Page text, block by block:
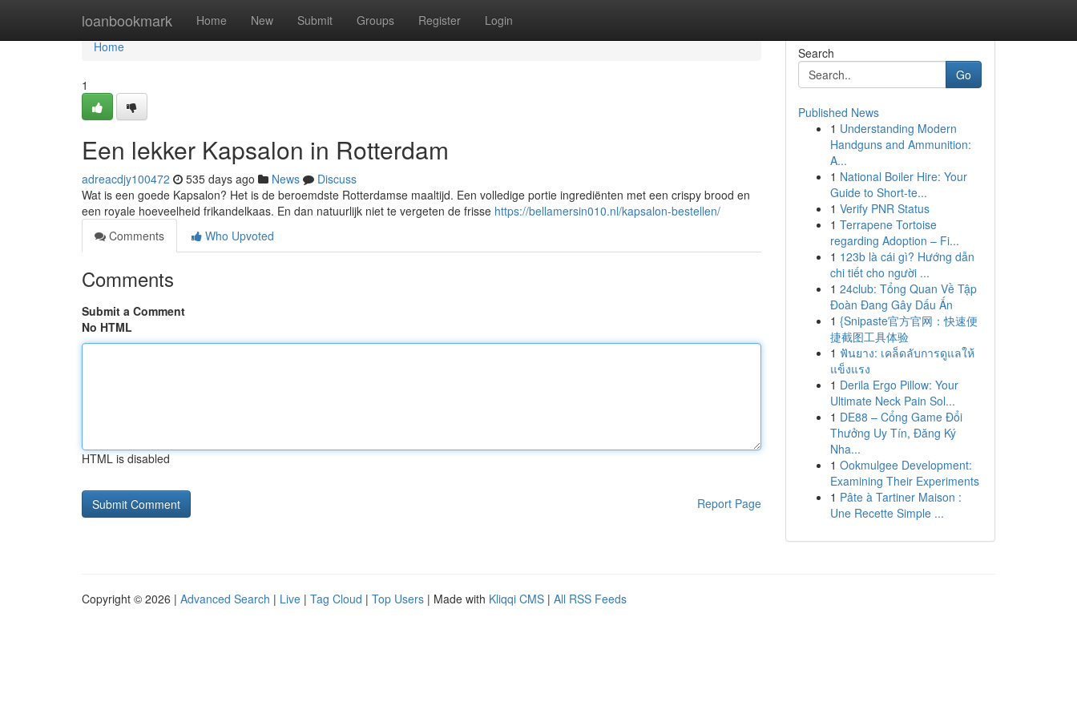
loanbookmark Home New Submit Groups Register Login
Home
Home
1
Een lekker Kapsalon in Rotterdam
adreacdjy100472 535 days ago News
Discuss
Wat is een goede Kapsalon? Het is de beroemdste Rotterdamse maaltijd. Een volledige portie ingrediënten met een crispy brood en
een royale hoeveelheid frikandelkaas. En dan natuurlijk niet te vergeten de frisse https://bellamersin010.nl/kapsalon-bestellen/
Comments
Who Upvoted
Comments
Submit a Comment
No HTML
HTML is disabled
Report Page
Search
Go
Published News
1 Understanding Modern
Handguns and Ammunition:
A...
1 National Boiler Hire: Your
Guide to Short-te...
1 Verify PNR Status
1 Terrapene Tortoise
regarding Adoption – Fi...
1 123b là cái gì? Hướng dẫn
chi tiết cho người ...
1 24club: Tổng Quan Về Tập
Đoàn Đang Gây Dấu Ấn
1 {Snipaste官方官网：快速便
捷截图工具体验
1 ฟันยาง: เคล็ดลับการดูแลให้
แข็งแรง
1 Derila Ergo Pillow: Your
Ultimate Neck Pain Sol...
1 DE88 – Cổng Game Đổi
Thưởng Uy Tín, Đăng Ký
Nha...
1 Ookmulgee Development:
Examining Their Experiments
1 Pâte à Tartiner Maison :
Une Recette Simple ...
Copyright © 2026 | Advanced Search | Live | Tag Cloud | Top Users | Made with Kliqqi CMS | All RSS Feeds